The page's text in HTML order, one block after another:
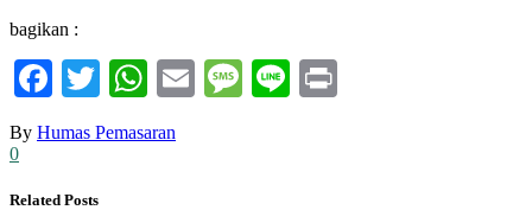
bagikan :
Facebook
TwitterWhatsApp
EmailMessage
Line
By Humas Pemasaran
0
Related Posts